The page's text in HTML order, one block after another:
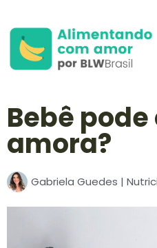
Bebê
amora?
Gabriela Guedes |